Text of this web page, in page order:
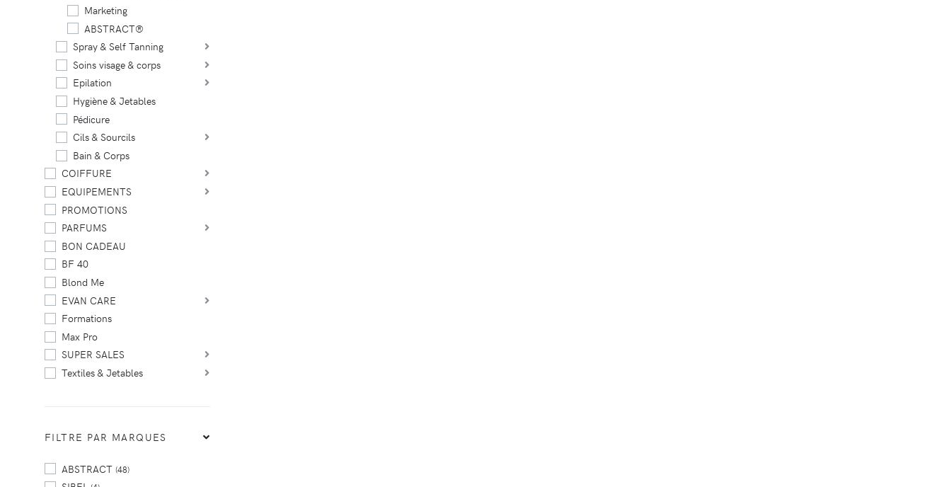
Marketing
ABSTRACT®
Spray & Self Tanning
Soins visage & corps
Epilation
Hygiène & Jetables
Pédicure
Cils & Sourcils
Bain & Corps
COIFFURE
EQUIPEMENTS
PROMOTIONS
PARFUMS
BON CADEAU
BF 40
Blond Me
EVAN CARE
Formations
Max Pro
SUPER SALES
Textiles & Jetables
FILTRE PAR MARQUES
ABSTRACT (48)